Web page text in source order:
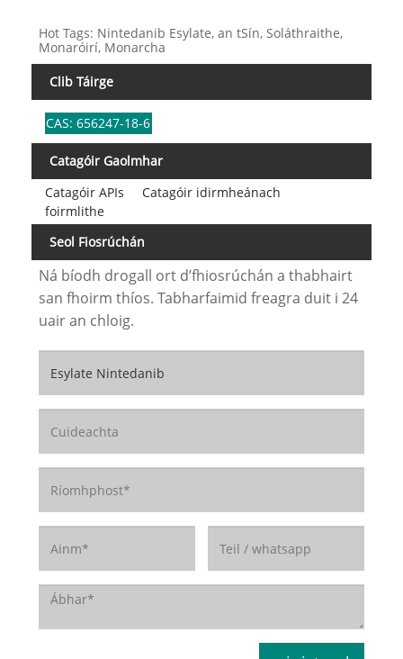
Hot Tags: Nintedanib Esylate, an tSín, Soláthraithe,
Monaróirí, Monarcha
Clib Táirge
CAS: 656247-18-6
Catagóir Gaolmhar
Catagóir APIs
Catagóir idirmheánach
foirmlithe
Seol Fiosrúchán
Ná bíodh drogall ort d’fhiosrúchán a thabhairt
san fhoirm thíos. Tabharfaimid freagra duit i 24
uair an chloig.